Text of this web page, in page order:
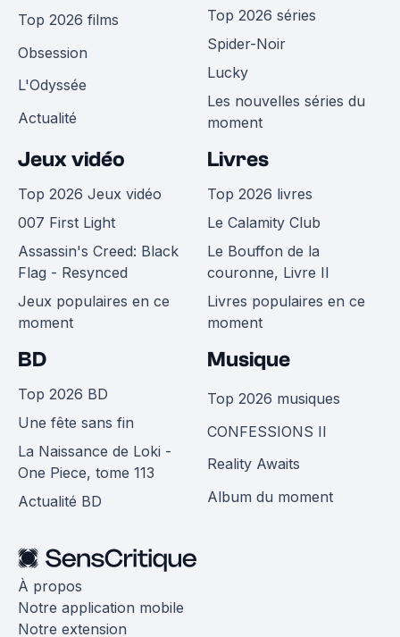
Top 2026 films
Obsession
L'Odyssée
Actualité
Top 2026 séries
Spider-Noir
Lucky
Les nouvelles séries du
moment
Jeux vidéo
Top 2026 Jeux vidéo
007 First Light
Assassin's Creed: Black
Flag - Resynced
Jeux populaires en ce
moment
Livres
Top 2026 livres
Le Calamity Club
Le Bouffon de la
couronne, Livre II
Livres populaires en ce
moment
BD
Top 2026 BD
Une fête sans fin
La Naissance de Loki -
One Piece, tome 113
Actualité BD
Musique
Top 2026 musiques
CONFESSIONS II
Reality Awaits
Album du moment
À propos
Notre application mobile
Notre extension